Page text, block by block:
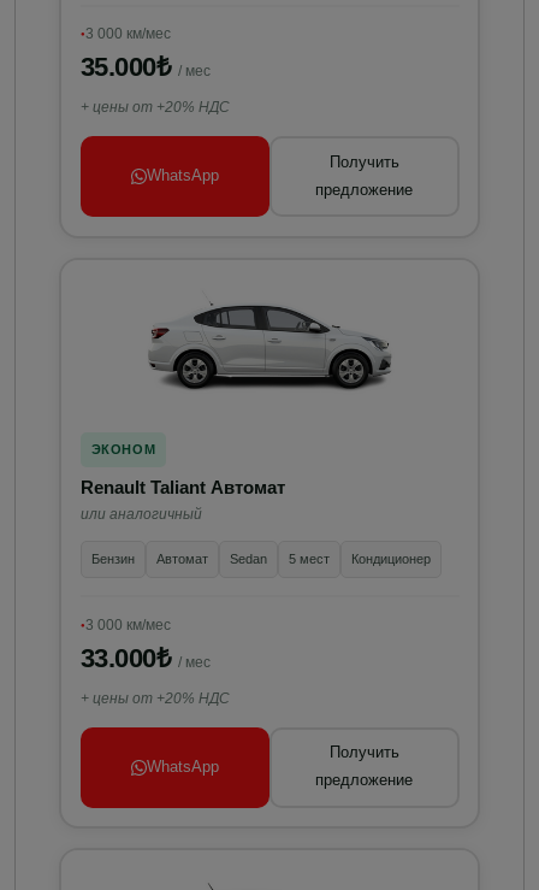
3 000 км/мес
35.000₺ / мес
+ цены от +20% НДС
WhatsApp
Получить
предложение
ЭКОНОМ
Renault Taliant Автомат
или аналогичный
Бензин Автомат Sedan 5 мест Кондиционер
3 000 км/мес
33.000₺ / мес
+ цены от +20% НДС
WhatsApp
Получить
предложение